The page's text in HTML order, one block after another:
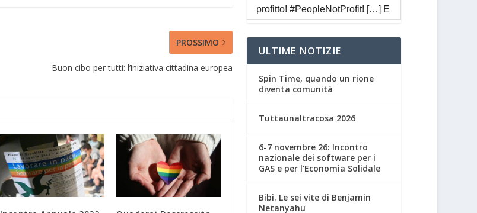
PROSSIMO
Buon cibo per tutti: l’iniziativa cittadina europea
ULTIME NOTIZIE
Spin Time, quando un rione
diventa comunità
Tuttaunaltracosa 2026
6-7 novembre 26: Incontro
nazionale dei software per i
GAS e per l’Economia Solidale
Bibi. Le sei vite di Benjamin
Netanyahu